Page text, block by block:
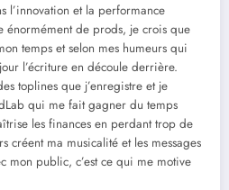
l’innovation et la performance
énormément de prods, je crois que
temps et selon mes humeurs qui
l’écriture en découle derrière.
toplines que j’enregistre et je
qui me fait gagner du temps
les finances en perdant trop de
créent ma musicalité et les messages
mon public, c’est ce qui me motive